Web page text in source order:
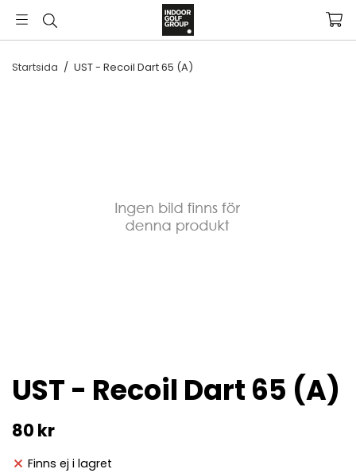
Startsida / UST - Recoil Dart 65 (A)
UST - Recoil Dart 65 (A)
80 kr
Finns ej i lagret